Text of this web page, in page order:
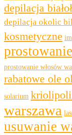
depilacja
depilacja okolic
kosmetyczne
prostowanie włosów
rabatowe ole
solarium
warszawa
usuwanie